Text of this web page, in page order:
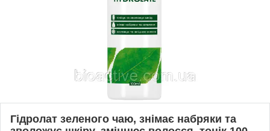
Гідролат зеленого чаю, знімає набряки та